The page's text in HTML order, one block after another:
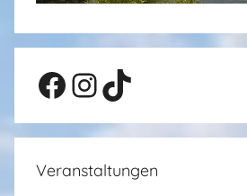
Facebook
Instagram
TikTok
Veranstaltungen